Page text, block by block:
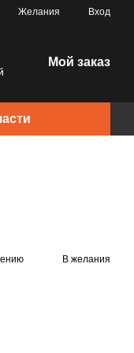
Желания Вход
Мой заказ
В желания